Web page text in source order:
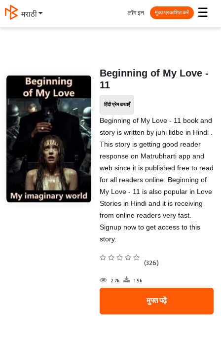
मराठी ☰
लॉग इन मुक्त प्रकाशित करें
Beginning of My Love -
11
हिंदी प्रेम कथाएँ
Beginning of My Love - 11 book and
story is written by juhi lidbe in Hindi .
This story is getting good reader
response on Matrubharti app and
web since it is published free to read
for all readers online. Beginning of
My Love - 11 is also popular in Love
Stories in Hindi and it is receiving
from online readers very fast.
Signup now to get access to this
story.
(326)
2.7k 1.5k
मुफ्त पढ़ें